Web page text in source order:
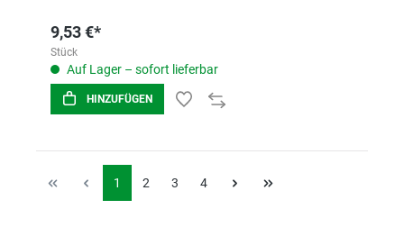
9,53 €*
Stück
Auf Lager – sofort lieferbar
HINZUFÜGEN
1 2 3 4